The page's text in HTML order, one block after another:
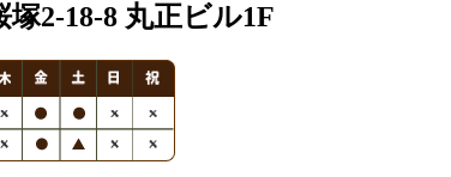
2-18-8 丸正ビル1F